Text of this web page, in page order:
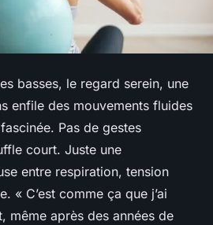
basses, le regard serein, une
enfile des mouvements fluides
Pas de gestes
court. Juste une
entre respiration, tension
« C’est comme ça que j’ai
même après des années de